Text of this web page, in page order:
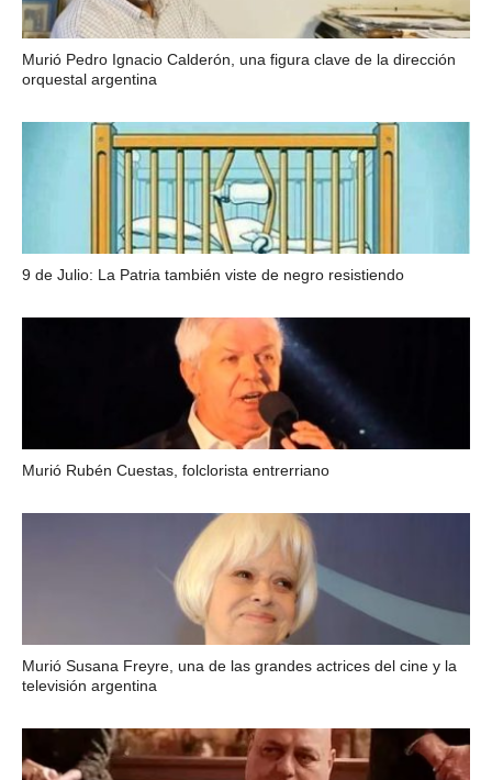
Murió Pedro Ignacio Calderón, una figura clave de la dirección
orquestal argentina
9 de Julio: La Patria también viste de negro resistiendo
Murió Rubén Cuestas, folclorista entrerriano
Murió Susana Freyre, una de las grandes actrices del cine y la
televisión argentina